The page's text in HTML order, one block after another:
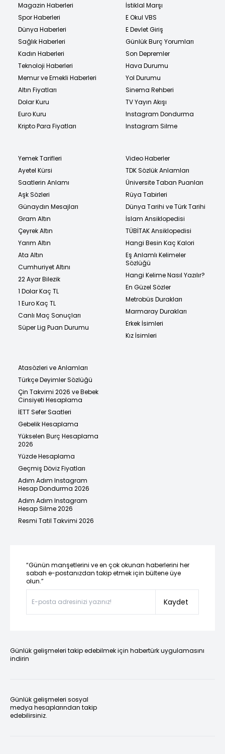
Magazin Haberleri
Spor Haberleri
Dünya Haberleri
Sağlık Haberleri
Kadın Haberleri
Teknoloji Haberleri
Memur ve Emekli Haberleri
Altın Fiyatları
Dolar Kuru
Euro Kuru
Kripto Para Fiyatları
İstiklal Marşı
E Okul VBS
E Devlet Giriş
Günlük Burç Yorumları
Son Depremler
Hava Durumu
Yol Durumu
Sinema Rehberi
TV Yayın Akışı
Instagram Dondurma
Instagram Silme
Yemek Tarifleri
Ayetel Kürsi
Saatlerin Anlamı
Aşk Sözleri
Günaydın Mesajları
Gram Altın
Çeyrek Altın
Yarım Altın
Ata Altın
Cumhuriyet Altını
22 Ayar Bilezik
1 Dolar Kaç TL
1 Euro Kaç TL
Canlı Maç Sonuçları
Süper Lig Puan Durumu
Video Haberler
TDK Sözlük Anlamları
Üniversite Taban Puanları
Rüya Tabirleri
Dünya Tarihi ve Türk Tarihi
İslam Ansiklopedisi
TÜBİTAK Ansiklopedisi
Hangi Besin Kaç Kalori
Eş Anlamlı Kelimeler
Sözlüğü
Hangi Kelime Nasıl Yazılır?
En Güzel Sözler
Metrobüs Durakları
Marmaray Durakları
Erkek İsimleri
Kız İsimleri
Atasözleri ve Anlamları
Türkçe Deyimler Sözlüğü
Çin Takvimi 2026 ve Bebek
Cinsiyeti Hesaplama
İETT Sefer Saatleri
Gebelik Hesaplama
Yükselen Burç Hesaplama
2026
Yüzde Hesaplama
Geçmiş Döviz Fiyatları
Adım Adım Instagram
Hesap Dondurma 2026
Adım Adım Instagram
Hesap Silme 2026
Resmi Tatil Takvimi 2026
“Günün manşetlerini ve en çok okunan haberlerini her
sabah e-postanızdan takip etmek için bültene üye
olun.”
Kaydet
Günlük gelişmeleri takip edebilmek için habertürk uygulamasını
indirin
Günlük gelişmeleri sosyal
medya hesaplarından takip
edebilirsiniz.